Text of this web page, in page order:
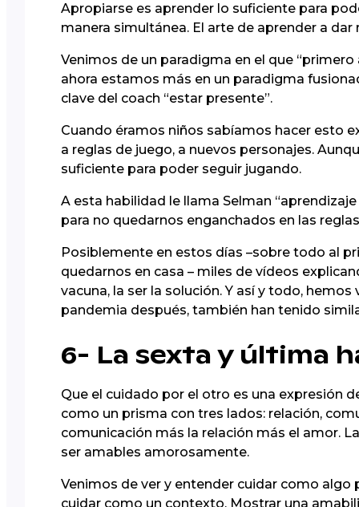
Apropiarse es aprender lo suficiente para
manera simultánea. El arte de aprender a
Venimos de un paradigma en el que
ahora estamos más en un paradigma
clave del coach “estar presente”.
Cuando éramos niños sabíamos hacer esto
a reglas de juego, a nuevos personajes.
suficiente para poder seguir jugando.
A esta habilidad le llama Selman
para no quedarnos enganchados en las
Posiblemente en estos días –sobre todo al
quedarnos en casa – miles de vídeos
vacuna, la ser la solución. Y así y todo,
pandemia después, también han tenido
6- La sexta y última
Que el cuidado por el otro es una expresión
como un prisma con tres lados: relación,
comunicación más la relación más el amor.
ser amables amorosamente.
Venimos de ver y entender cuidar como algo
cuidar como un contexto. Mostrar una